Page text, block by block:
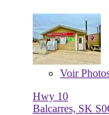
Voir
Hwy 10
Balcarres, SK